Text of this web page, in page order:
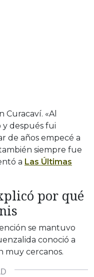
Curacaví. «Al
después fui
de años empecé a
siempre fue
a Las Últimas
por qué
se mantuvo
conoció a
muy cercanos.